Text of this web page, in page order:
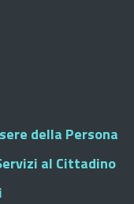
della Persona
al Cittadino